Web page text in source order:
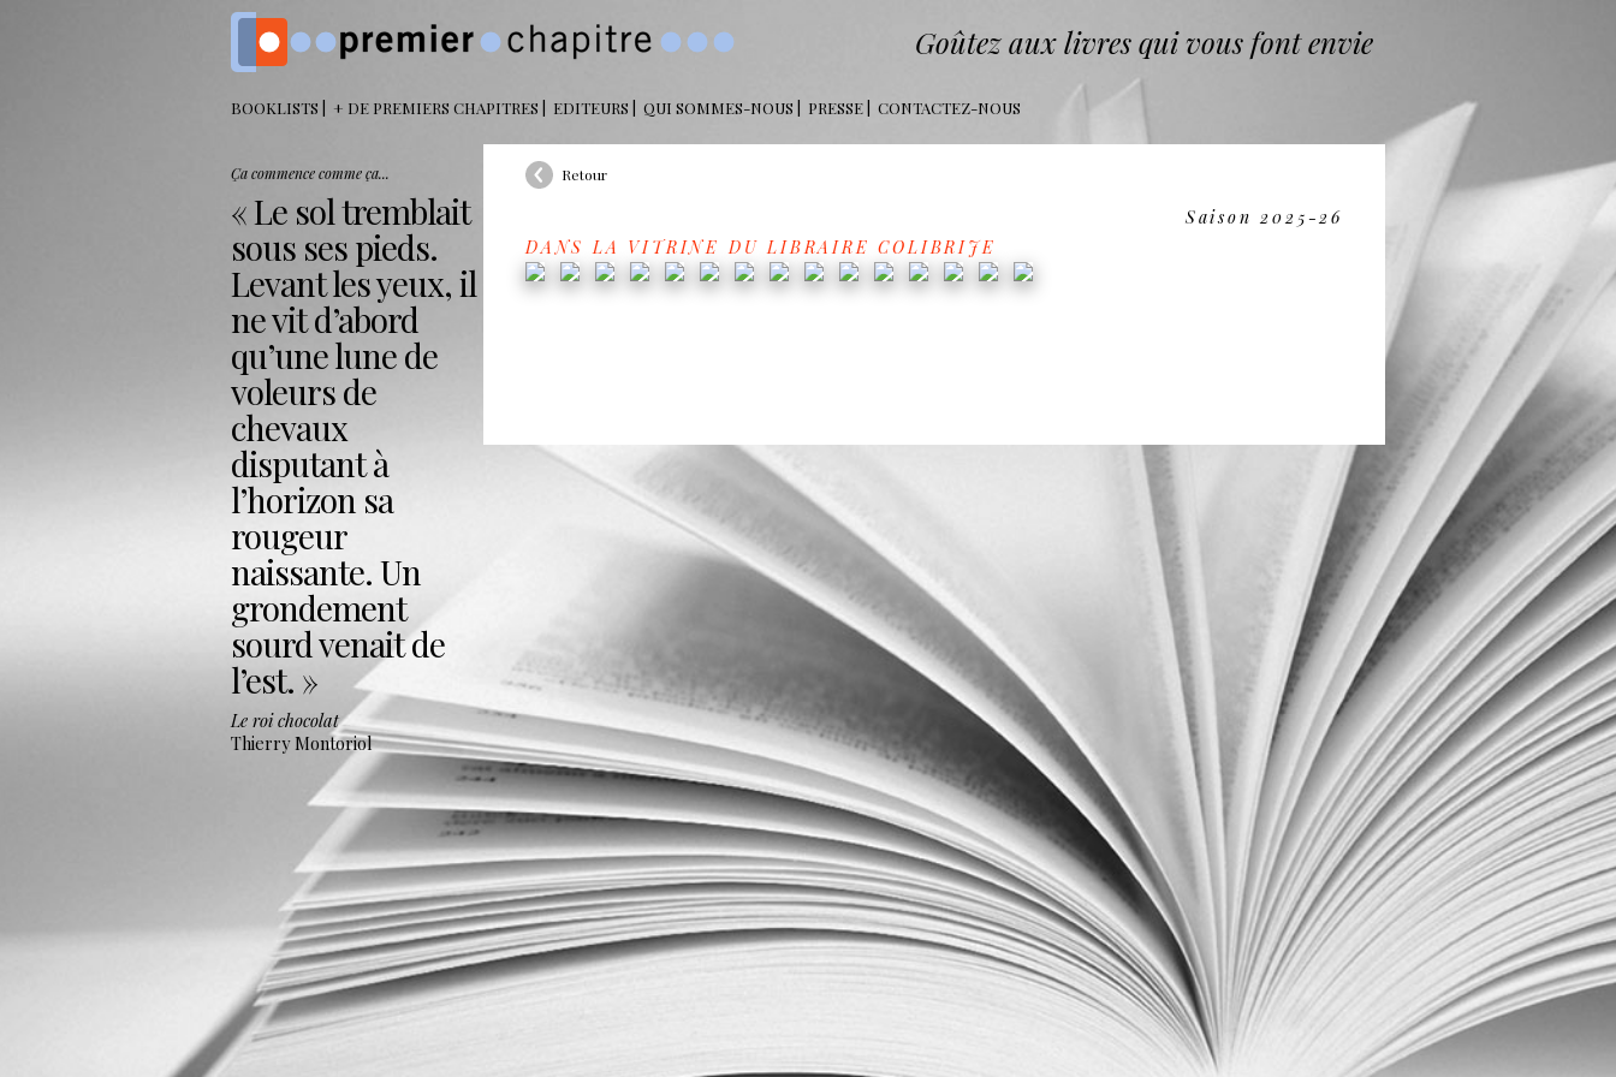
Goûtez aux livres qui vous font envie
BOOKLISTS + DE PREMIERS CHAPITRES EDITEURS QUI SOMMES-NOUS PRESSE CONTACTEZ-NOUS
Ça commence comme ça...
Le sol tremblait
sous ses pieds.
Levant les yeux, il
ne vit d’abord
qu’une lune de
voleurs de
chevaux
disputant à
l’horizon sa
rougeur
naissante. Un
grondement
sourd venait de
l’est.
Le roi chocolat
Thierry Montoriol
Retour
Saison 2025-26
DANS LA VITRINE DU LIBRAIRE COLIBRIJE